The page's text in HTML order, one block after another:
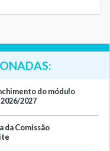
do módulo
2027
da Comissão